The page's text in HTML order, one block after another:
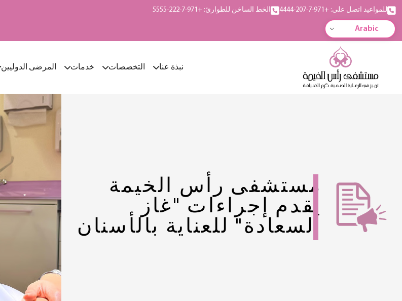
للمواعيد اتصل على: +971-7-207-4444 الخط الساخن للطوارئ: +971-7-222-5555
Arabic
نبذة عنا التخصصات خدمات المرضى الدوليين
مستشفى رأس الخيمة
يقدم إجراءات "غاز
السعادة" للعناية بالأسنان